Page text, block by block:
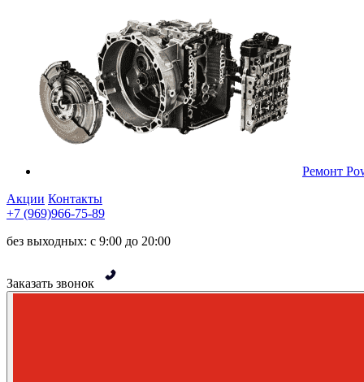
Ремонт
Акции Контакты
+7 (969)966-75-89
без выходных: с 9:00 до 20:00
Заказать звонок